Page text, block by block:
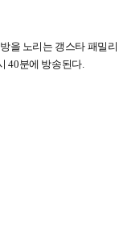
을 노리는 갱스타 패밀리
40분에 방송된다.